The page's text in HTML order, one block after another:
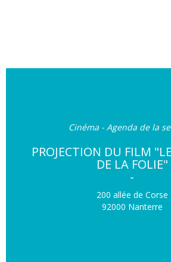
Cinéma - Agenda de la
PROJECTION DU FILM
DE LA FOLIE"
-
200 allée de Corse
92000 Nanterre